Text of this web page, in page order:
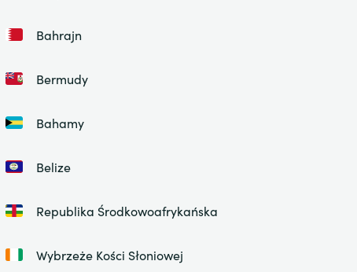
Bahrajn
Bermudy
Bahamy
Belize
Republika Środkowoafrykańska
Wybrzeże Kości Słoniowej